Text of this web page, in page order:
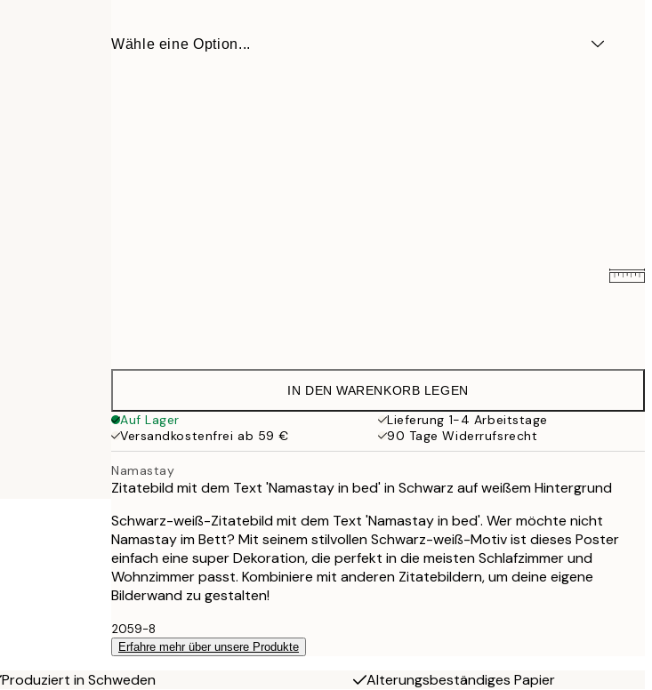
Wähle eine Option...
IN DEN WARENKORB LEGEN
Auf Lager
Lieferung 1-4 Arbeitstage
Versandkostenfrei ab 59 €
90 Tage Widerrufsrecht
Namastay
Zitatebild mit dem Text 'Namastay in bed' in Schwarz auf weißem Hintergrund
Schwarz-weiß-Zitatebild mit dem Text 'Namastay in bed'. Wer möchte nicht
Namastay im Bett? Mit seinem stilvollen Schwarz-weiß-Motiv ist dieses Poster
einfach eine super Dekoration, die perfekt in die meisten Schlafzimmer und
Wohnzimmer passt. Kombiniere mit anderen Zitatebildern, um deine eigene
Bilderwand zu gestalten!
2059-8
Erfahre mehr über unsere Produkte
Produziert in Schweden Alterungsbeständiges Papier